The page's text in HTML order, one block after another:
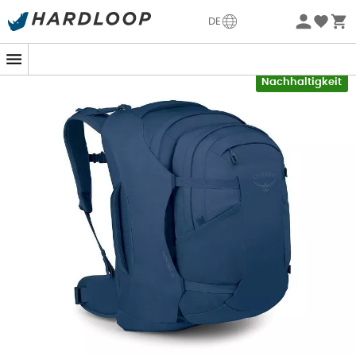
DE
Sommerangebote🔥 -5% EXTRA ab 2 Produkten* Code
Nachhaltigkeit
Stell dir vor, du erkundest die Wanderwege der Anden
oder entdeckst die farbenfrohen Gassen von
Marrakesch. Für diese und viele andere Abenteuer ist
Farpoint 55 Rucksack dein unverzichtbarer
Begleiter. Speziell für abenteuerlustige Globetrotter
konzipiert, passt sich dieserleichte
ergonomische
Rucksack perfekt an die
männliche Körperform
Farpoint 55kombiniert Leichtigkeit
fortschrittlichen technischen Eigenschaften: eine präzise